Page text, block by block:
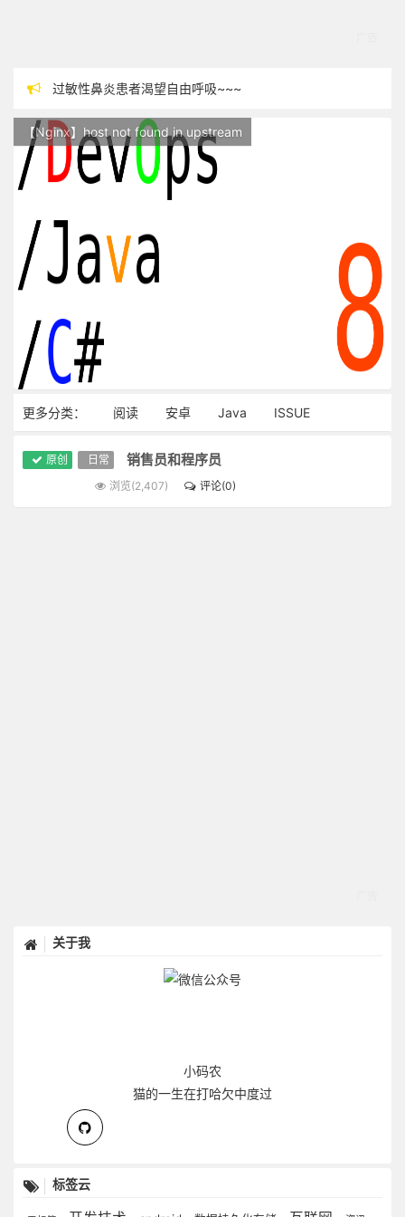
过敏性鼻炎患者渴望自由呼吸~~~
站点随时调整中，如果不能访问，请稍等片刻
反对日本核废水排海
【Nginx】host not found in upstream
更多分类： 阅读 安卓 Java ISSUE
原创 日常 销售员和程序员
浏览(2,407) 评论(0)
关于我
小码农
猫的一生在打哈欠中度过
标签云